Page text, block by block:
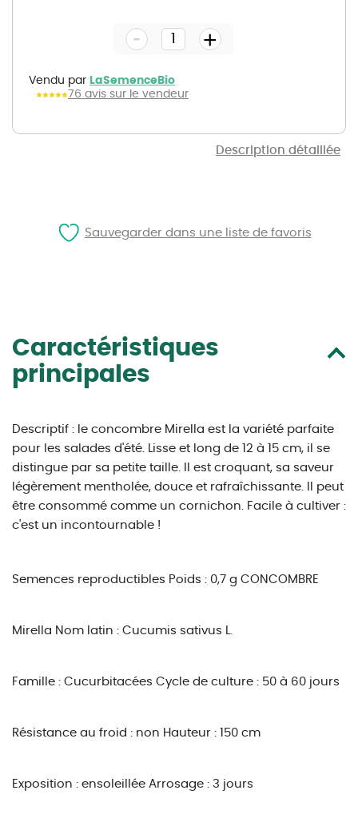
Description détaillée
gallery
Vendu par LaSemenceBio
76 avis sur le vendeur
- +
Caractéristiques
principales
Descriptif : le concombre Mirella est la variété parfaite
pour les salades d'été. Lisse et long de 12 à 15 cm, il se
distingue par sa petite taille. Il est croquant, sa saveur
légèrement mentholée, douce et rafraîchissante. Il peut
être consommé comme un cornichon. Facile à cultiver :
c'est un incontournable !
Semences reproductibles Poids : 0,7 g CONCOMBRE
Mirella Nom latin : Cucumis sativus L.
Famille : Cucurbitacées Cycle de culture : 50 à 60 jours
Résistance au froid : non Hauteur : 150 cm
Exposition : ensoleillée Arrosage : 3 jours
Sauvegarder dans une liste de favoris